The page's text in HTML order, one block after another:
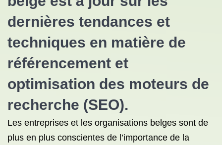
dernières tendances et
techniques en matière de
référencement et
optimisation des moteurs de
recherche (SEO).
Les entreprises et les organisations belges sont de
plus en plus conscientes de l’importance de la